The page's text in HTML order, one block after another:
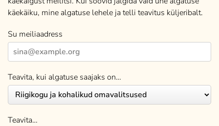
käekäiku, mine algatuse lehele ja telli teavitus küljeribalt.
Su meiliaadress
Teavita, kui algatuse saajaks on…
Teavita…